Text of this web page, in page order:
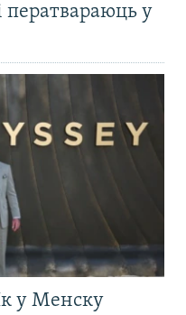
ператвараюць у
у Менску